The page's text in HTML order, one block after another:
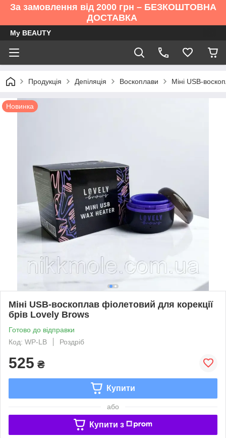
За замовлення від 2000 грн – БЕЗКОШТОВНА
ДОСТАВКА
My BEAUTY
Продукція Депіляція Воскоплави Міні USB-
Новинка
Міні USB-воскоплав фіолетовий для корекції
брів Lovely Brows
Готово до відправки
Код: WP-LB
Роздріб
525 ₴
Купити
або
Купити з